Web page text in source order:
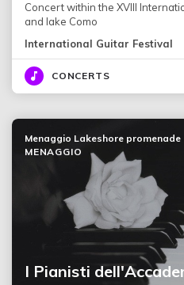
Concert within the XVIII
and lake Como
International Guitar Festival
CONCERTS
I Pianisti
Menaggio Lakeshore promenade
MENAGGIO